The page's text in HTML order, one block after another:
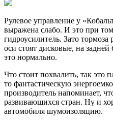
Рулевое управление у
выражена слабо. И это при
гидроусилитель. Зато тормоза
оси стоят дисковые, на
это нормально.
Что стоит похвалить, так
то фантастическую
производитель напоминает,
развивающихся стран. Ну и
автомобиля шумоизоляцию.